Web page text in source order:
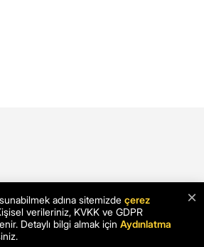
×
adına sitemizde çerez
verileriniz, KVKK ve GDPR
Detaylı bilgi almak için Aydınlatma